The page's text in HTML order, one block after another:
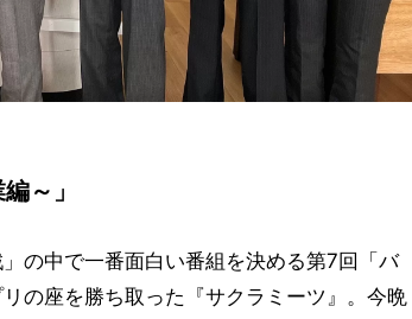
～」
の中で一番面白い番組を決める第7回「バ
の座を勝ち取った『サクラミーツ』。今晩